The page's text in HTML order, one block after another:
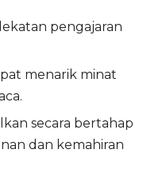
pengajaran
menarik minat
secara bertahap
dan kemahiran